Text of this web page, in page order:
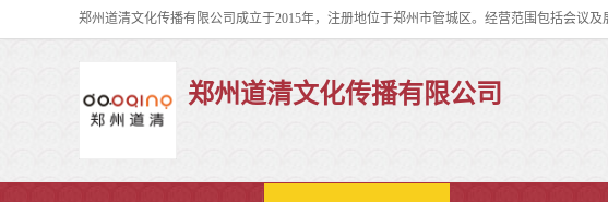
郑州道清文化传播有限公司